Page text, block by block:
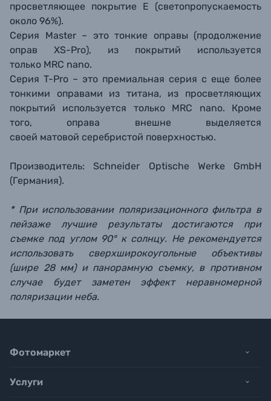
просветляющее покрытие Е (светопропускаемость
около 96%).
Серия Master – это тонкие оправы (продолжение
оправ XS-Pro), из покрытий используется
только MRC nano.
Серия T-Pro – это премиальная серия с еще более
тонкими оправами из титана, из просветляющих
покрытий используется только MRC nano. Кроме
того, оправа внешне выделяется
своей матовой серебристой поверхностью.
Производитель: Schneider Optische Werke GmbH
(Германия).
* При использовании поляризационного фильтра в
пейзаже лучшие результаты достигаются при
съемке под углом 90° к солнцу. Не рекомендуется
использовать сверхширокоугольные объективы
(шире 28 мм) и панорамную съемку, в противном
случае будет заметен эффект неравномерной
поляризации неба.
Фотомаркет
Услуги